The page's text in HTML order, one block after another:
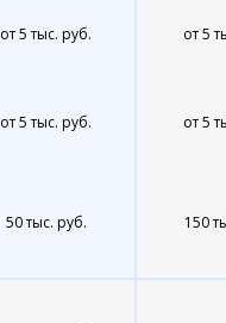
от 5 тыс. руб. от 5
от 5 тыс. руб. от 5
50 тыс. руб. 150